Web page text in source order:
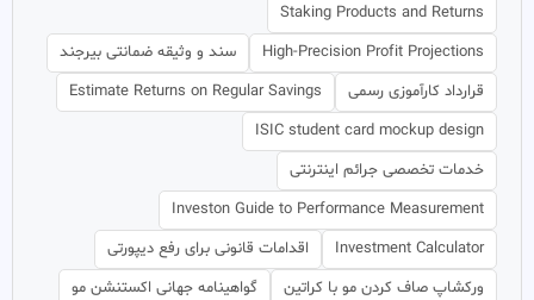
Staking Products and Returns
High-Precision Profit Projections
سند و وثیقه ضمانتی بیرجند
قرارداد کارآموزی رسمی
Estimate Returns on Regular Savings
ISIC student card mockup design
خدمات تخصصی جرائم اینترنتی
Investon Guide to Performance Measurement
Investment Calculator
اقدامات قانونی برای رفع دیپورتی
ورکشاپ صاف کردن مو با کراتین
گواهینامه جهانی اکستنشن مو